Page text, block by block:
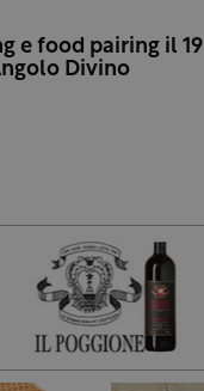
e food pairing il 19
Divino